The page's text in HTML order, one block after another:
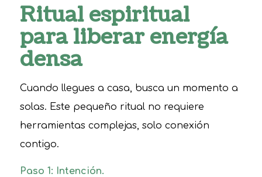
Ritual espiritual
para liberar energía
densa
Cuando llegues a casa, busca un momento a
solas. Este pequeño ritual no requiere
herramientas complejas, solo conexión
contigo.
Paso 1: Intención.